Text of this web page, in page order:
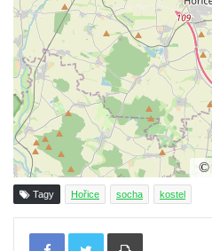
Podluží
Görnerův kříž u silnice č. 264 v
Podluží
Kříž u domu čp. 155 v Chřibské
Údajný kříž u domu čp. 283 ve
Kříž jižně od Bukolu
Kříž na návsi v Bukolu
Centrální kříž hřbitova v
Kříž u silnice z Chouče do
Tagy Hořice socha kostel
Tisknout